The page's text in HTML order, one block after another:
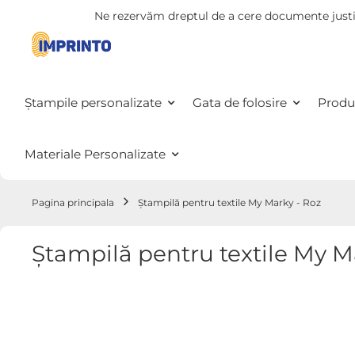
Ne rezervăm dreptul de a cere documente
Mergeti
Ștampile personalizate Gata de folosire
Materiale Personalizate
Pagina principala Ștampilă pentru textile My Marky - Roz
Ștampilă pentru textile My